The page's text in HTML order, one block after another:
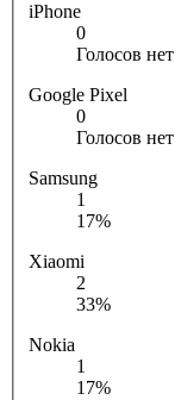
iPhone
0
Голосов нет
Google Pixel
0
Голосов нет
Samsung
1
17%
Xiaomi
2
33%
Nokia
1
17%